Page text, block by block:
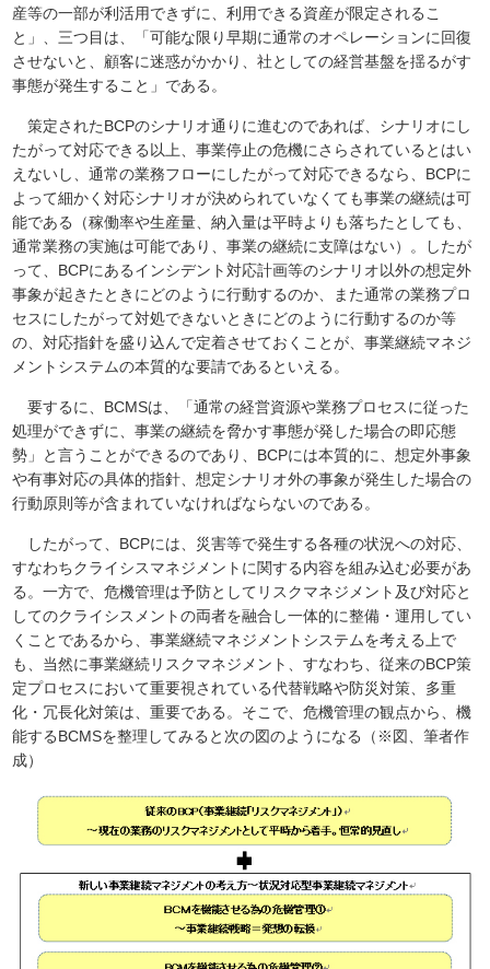
産等の一部が利活用できずに、利用できる資産が限定されるこ
と」、三つ目は、「可能な限り早期に通常のオペレーションに回復
させないと、顧客に迷惑がかかり、社としての経営基盤を揺るがす
事態が発生すること」である。
策定されたBCPのシナリオ通りに進むのであれば、シナリオにし
たがって対応できる以上、事業停止の危機にさらされているとはい
えないし、通常の業務フローにしたがって対応できるなら、BCPに
よって細かく対応シナリオが決められていなくても事業の継続は可
能である（稼働率や生産量、納入量は平時よりも落ちたとしても、
通常業務の実施は可能であり、事業の継続に支障はない）。したが
って、BCPにあるインシデント対応計画等のシナリオ以外の想定外
事象が起きたときにどのように行動するのか、また通常の業務プロ
セスにしたがって対処できないときにどのように行動するのか等
の、対応指針を盛り込んで定着させておくことが、事業継続マネジ
メントシステムの本質的な要請であるといえる。
要するに、BCMSは、「通常の経営資源や業務プロセスに従った
処理ができずに、事業の継続を脅かす事態が発した場合の即応態
勢」と言うことができるのであり、BCPには本質的に、想定外事象
や有事対応の具体的指針、想定シナリオ外の事象が発生した場合の
行動原則等が含まれていなければならないのである。
したがって、BCPには、災害等で発生する各種の状況への対応、
すなわちクライシスマネジメントに関する内容を組み込む必要があ
る。一方で、危機管理は予防としてリスクマネジメント及び対応と
してのクライシスメントの両者を融合し一体的に整備・運用してい
くことであるから、事業継続マネジメントシステムを考える上で
も、当然に事業継続リスクマネジメント、すなわち、従来のBCP策
定プロセスにおいて重要視されている代替戦略や防災対策、多重
化・冗長化対策は、重要である。そこで、危機管理の観点から、機
能するBCMSを整理してみると次の図のようになる（※図、筆者作
成）